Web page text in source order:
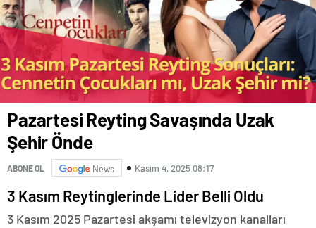
Pazartesi Reyting Savaşında Uzak
Şehir Önde
ABONE OL News Kasım 4, 2025 08:17
3 Kasım Reytinglerinde Lider Belli Oldu
3 Kasım 2025 Pazartesi akşamı televizyon kanalları